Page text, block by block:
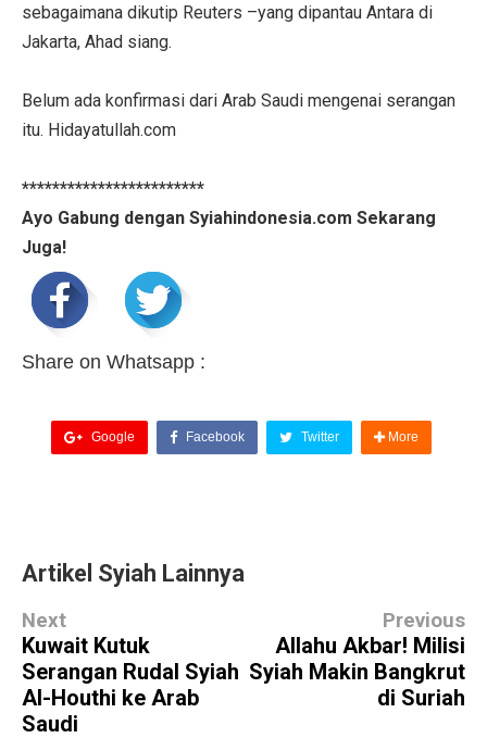
sebagaimana dikutip Reuters –yang dipantau Antara di
Jakarta, Ahad siang.
Belum ada konfirmasi dari Arab Saudi mengenai serangan
itu. Hidayatullah.com
************************
Ayo Gabung dengan Syiahindonesia.com Sekarang
Juga!
Share on Whatsapp :
Google Facebook Twitter More
Artikel Syiah Lainnya
Next
Kuwait Kutuk
Serangan Rudal Syiah
Al-Houthi ke Arab
Saudi
Previous
Allahu Akbar! Milisi
Syiah Makin Bangkrut
di Suriah